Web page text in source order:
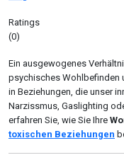
Ratings
(0)
Ein ausgewogenes
psychisches Wohlbefinden
in Beziehungen, die unser
Narzissmus, Gaslighting
erfahren Sie, wie Sie Ihre
toxischen Beziehungen